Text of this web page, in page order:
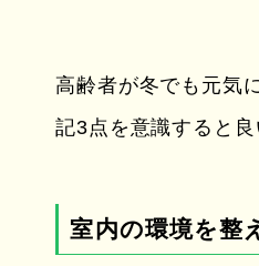
高齢者が冬でも元気
記3点を意識すると良
室内の環境を整